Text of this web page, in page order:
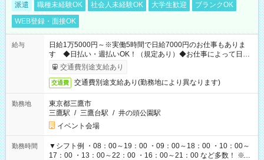
派遣 職種未経験OK 社会人未経験OK 大学生歓迎
ブランクOK
WEB登録・面接OK
給与
日給1万5000円～※実働5時間で日給7000円のお仕事もありま
す ◆日払い・週払いOK！（規定あり）◆お仕事によって日給
も異なります
交通費別途支給あり
交通費 交通費別途支給あり(勤務地により異なります)
勤務地
東京都三鷹市
三鷹駅 / 三鷹台駅 / 井の頭公園駅
イベント会場
勤務時間
▼シフト例 ・08：00～19：00 ・09：00～18：00 ・10：00～
17：00 ・13：00～22：00 ・16：00～21：00 など多数！ ※お